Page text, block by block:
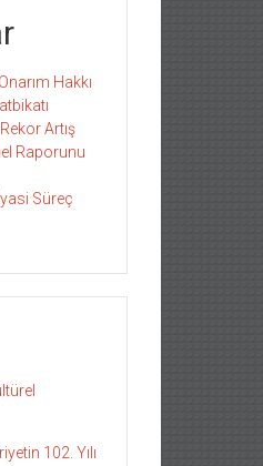
Hakkı
Artış
Raporunu
Süreç
102. Yılı